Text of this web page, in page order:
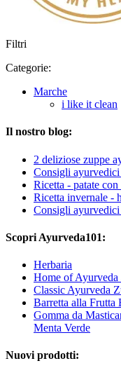
Filtri
Categorie:
Marche
i like it clean
Il nostro blog:
2 deliziose zuppe
Consigli
Ricetta - patate
Ricetta invernale -
Consigli
Scopri Ayurveda101:
Herbaria
Home of Ayurveda
Classic Ayurveda
Barretta alla
Gomma da
Menta Verde
Nuovi prodotti: